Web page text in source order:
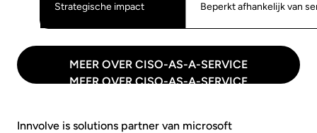
Strategische impact Beperkt afhankelijk van
MEER OVER CISO-AS-A-SERVICE
MEER OVER CISO-AS-A-SERVICE
Innvolve is solutions partner van microsoft